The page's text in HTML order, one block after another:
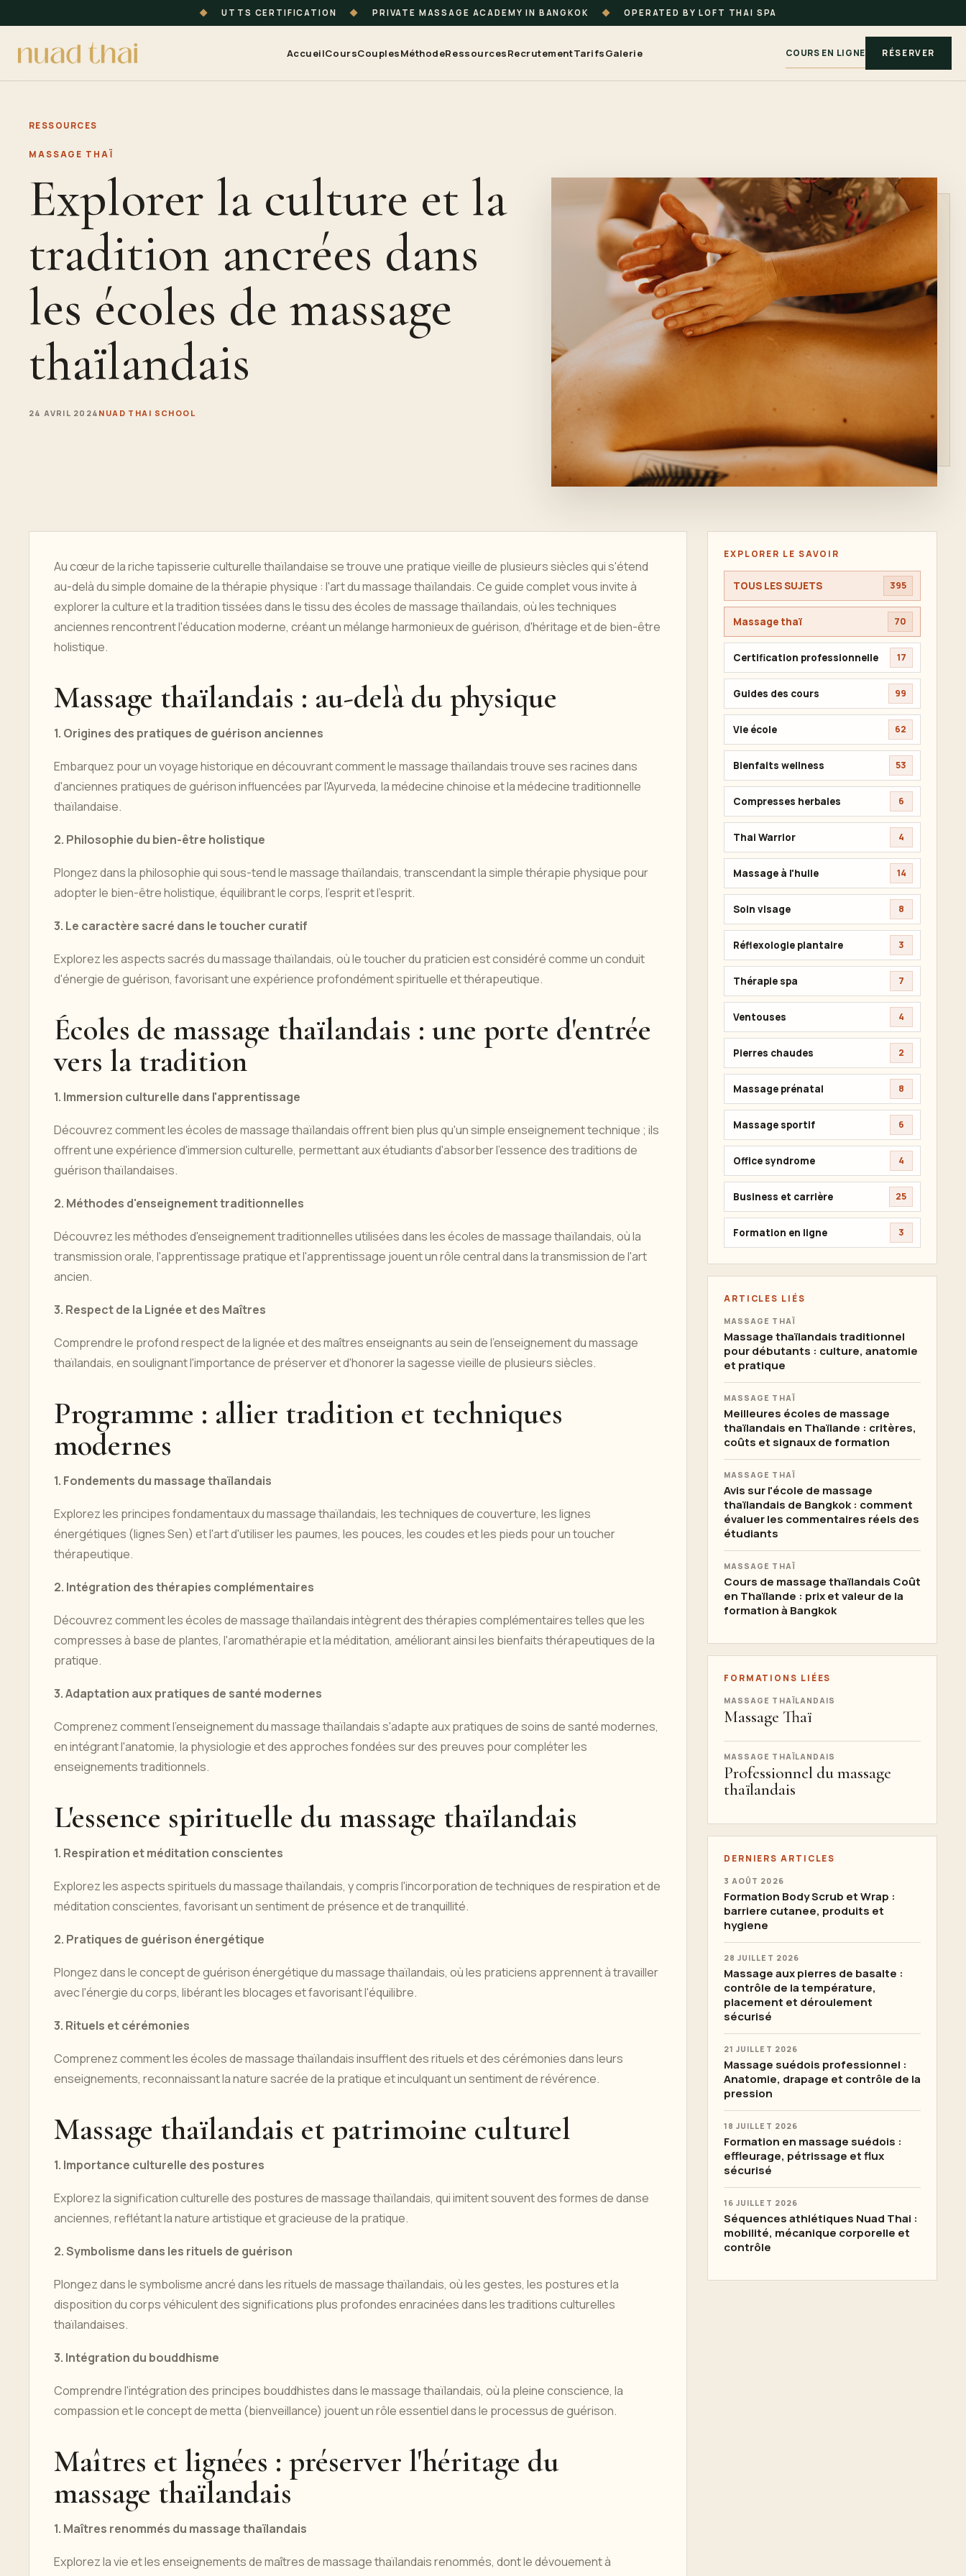
◆ UTTS CERTIFICATION ◆ PRIVATE MASSAGE ACADEMY IN BANGKOK ◆ OPERATED BY LOFT THAI SPA
AccueilCoursCouplesMéthodeRessourcesRecrutementTarifsGalerie COURS EN LIGNE RÉSERVER
RESSOURCES
MASSAGE THAÏ
Explorer la culture et la
tradition ancrées dans
les écoles de massage
thaïlandais
24 AVRIL 2024 NUAD THAI SCHOOL
Au cœur de la riche tapisserie culturelle thaïlandaise se trouve une pratique vieille de plusieurs siècles qui s'étend
au-delà du simple domaine de la thérapie physique : l'art du massage thaïlandais. Ce guide complet vous invite à
explorer la culture et la tradition tissées dans le tissu des écoles de massage thaïlandais, où les techniques
anciennes rencontrent l'éducation moderne, créant un mélange harmonieux de guérison, d'héritage et de bien-être
holistique.
Massage thaïlandais : au-delà du physique
1. Origines des pratiques de guérison anciennes
Embarquez pour un voyage historique en découvrant comment le massage thaïlandais trouve ses racines dans
d'anciennes pratiques de guérison influencées par l'Ayurveda, la médecine chinoise et la médecine traditionnelle
thaïlandaise.
2. Philosophie du bien-être holistique
Plongez dans la philosophie qui sous-tend le massage thaïlandais, transcendant la simple thérapie physique pour
adopter le bien-être holistique, équilibrant le corps, l'esprit et l'esprit.
3. Le caractère sacré dans le toucher curatif
Explorez les aspects sacrés du massage thaïlandais, où le toucher du praticien est considéré comme un conduit
d'énergie de guérison, favorisant une expérience profondément spirituelle et thérapeutique.
Écoles de massage thaïlandais : une porte d'entrée
vers la tradition
1. Immersion culturelle dans l'apprentissage
Découvrez comment les écoles de massage thaïlandais offrent bien plus qu'un simple enseignement technique ; ils
offrent une expérience d'immersion culturelle, permettant aux étudiants d'absorber l'essence des traditions de
guérison thaïlandaises.
2. Méthodes d'enseignement traditionnelles
Découvrez les méthodes d'enseignement traditionnelles utilisées dans les écoles de massage thaïlandais, où la
transmission orale, l'apprentissage pratique et l'apprentissage jouent un rôle central dans la transmission de l'art
ancien.
3. Respect de la Lignée et des Maîtres
Comprendre le profond respect de la lignée et des maîtres enseignants au sein de l'enseignement du massage
thaïlandais, en soulignant l'importance de préserver et d'honorer la sagesse vieille de plusieurs siècles.
Programme : allier tradition et techniques
modernes
1. Fondements du massage thaïlandais
Explorez les principes fondamentaux du massage thaïlandais, les techniques de couverture, les lignes
énergétiques (lignes Sen) et l'art d'utiliser les paumes, les pouces, les coudes et les pieds pour un toucher
thérapeutique.
2. Intégration des thérapies complémentaires
Découvrez comment les écoles de massage thaïlandais intègrent des thérapies complémentaires telles que les
compresses à base de plantes, l'aromathérapie et la méditation, améliorant ainsi les bienfaits thérapeutiques de la
pratique.
3. Adaptation aux pratiques de santé modernes
Comprenez comment l'enseignement du massage thaïlandais s'adapte aux pratiques de soins de santé modernes,
en intégrant l'anatomie, la physiologie et des approches fondées sur des preuves pour compléter les
enseignements traditionnels.
L'essence spirituelle du massage thaïlandais
1. Respiration et méditation conscientes
Explorez les aspects spirituels du massage thaïlandais, y compris l'incorporation de techniques de respiration et de
méditation conscientes, favorisant un sentiment de présence et de tranquillité.
2. Pratiques de guérison énergétique
Plongez dans le concept de guérison énergétique du massage thaïlandais, où les praticiens apprennent à travailler
avec l'énergie du corps, libérant les blocages et favorisant l'équilibre.
3. Rituels et cérémonies
Comprenez comment les écoles de massage thaïlandais insufflent des rituels et des cérémonies dans leurs
enseignements, reconnaissant la nature sacrée de la pratique et inculquant un sentiment de révérence.
Massage thaïlandais et patrimoine culturel
1. Importance culturelle des postures
Explorez la signification culturelle des postures de massage thaïlandais, qui imitent souvent des formes de danse
anciennes, reflétant la nature artistique et gracieuse de la pratique.
2. Symbolisme dans les rituels de guérison
Plongez dans le symbolisme ancré dans les rituels de massage thaïlandais, où les gestes, les postures et la
disposition du corps véhiculent des significations plus profondes enracinées dans les traditions culturelles
thaïlandaises.
3. Intégration du bouddhisme
Comprendre l'intégration des principes bouddhistes dans le massage thaïlandais, où la pleine conscience, la
compassion et le concept de metta (bienveillance) jouent un rôle essentiel dans le processus de guérison.
Maîtres et lignées : préserver l'héritage du
massage thaïlandais
1. Maîtres renommés du massage thaïlandais
Explorez la vie et les enseignements de maîtres de massage thaïlandais renommés, dont le dévouement à
EXPLORER LE SAVOIR
TOUS LES SUJETS 395
Massage thaï 70
Certification professionnelle 17
Guides des cours 99
Vie école 62
Bienfaits wellness 53
Compresses herbales 6
Thai Warrior 4
Massage à l'huile 14
Soin visage 8
Réflexologie plantaire 3
Thérapie spa 7
Ventouses 4
Pierres chaudes 2
Massage prénatal 8
Massage sportif 6
Office syndrome 4
Business et carrière 25
Formation en ligne 3
ARTICLES LIÉS
MASSAGE THAÏ
Massage thaïlandais traditionnel
pour débutants : culture, anatomie
et pratique
MASSAGE THAÏ
Meilleures écoles de massage
thaïlandais en Thaïlande : critères,
coûts et signaux de formation
MASSAGE THAÏ
Avis sur l'école de massage
thaïlandais de Bangkok : comment
évaluer les commentaires réels des
étudiants
MASSAGE THAÏ
Cours de massage thaïlandais Coût
en Thaïlande : prix et valeur de la
formation à Bangkok
FORMATIONS LIÉES
MASSAGE THAÏLANDAIS
Massage Thaï
MASSAGE THAÏLANDAIS
Professionnel du massage
thaïlandais
DERNIERS ARTICLES
3 AOÛT 2026
Formation Body Scrub et Wrap :
barriere cutanee, produits et
hygiene
28 JUILLET 2026
Massage aux pierres de basalte :
contrôle de la température,
placement et déroulement
sécurisé
21 JUILLET 2026
Massage suédois professionnel :
Anatomie, drapage et contrôle de la
pression
18 JUILLET 2026
Formation en massage suédois :
effleurage, pétrissage et flux
sécurisé
16 JUILLET 2026
Séquences athlétiques Nuad Thai :
mobilité, mécanique corporelle et
contrôle